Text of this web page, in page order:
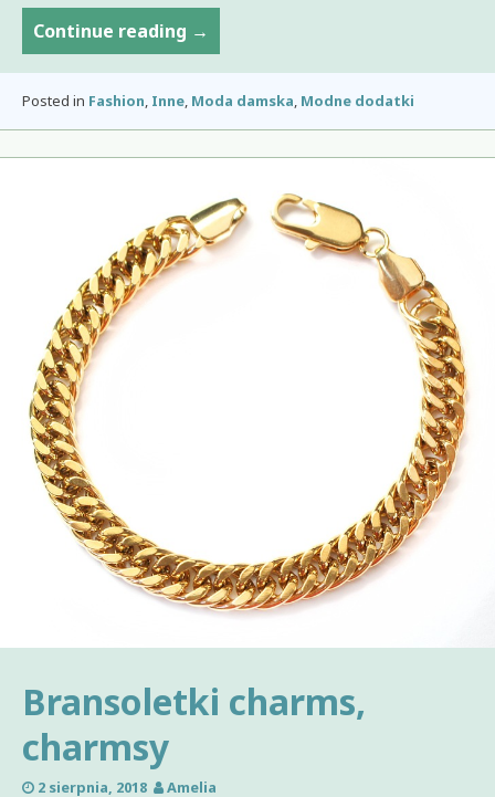
Continue reading Biustonosz
push
→
Posted in Fashion, Inne, Moda damska, Modne dodatki
Bransoletki charms,
charmsy
2 sierpnia, 2018 Amelia